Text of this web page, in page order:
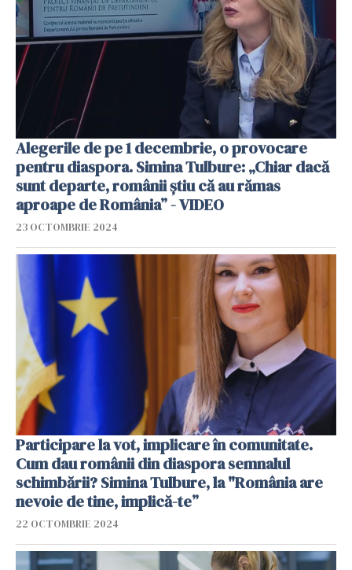
Alegerile de pe 1 decembrie, o provocare
pentru diaspora. Simina Tulbure: „Chiar dacă
sunt departe, românii știu că au rămas
aproape de România” - VIDEO
23 OCTOMBRIE 2024
Participare la vot, implicare în comunitate.
Cum dau românii din diaspora semnalul
schimbării? Simina Tulbure, la "România are
nevoie de tine, implică-te”
22 OCTOMBRIE 2024